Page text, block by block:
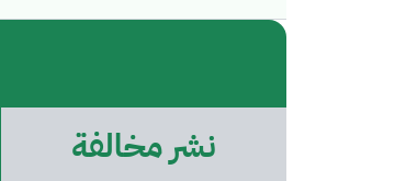
نشر مخالفة